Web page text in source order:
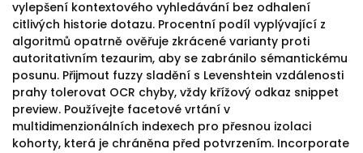
vylepšení kontextového vyhledávání bez odhalení
citlivých historie dotazu. Procentní podíl vyplývající z
algoritmů opatrně ověřuje zkrácené varianty proti
autoritativním tezaurim, aby se zabránilo sémantickému
posunu. Přijmout fuzzy sladění s Levenshtein vzdálenosti
prahy tolerovat OCR chyby, vždy křížový odkaz snippet
preview. Používejte facetové vrtání v
multidimenzionálních indexech pro přesnou izolaci
kohorty, která je chráněna před potvrzením. Incorporate